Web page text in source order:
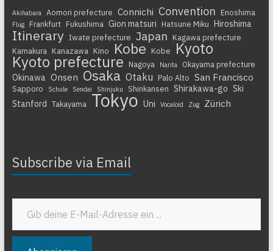
Akihabara Aomori prefecture Connichi Convention Enoshima
Flug Frankfurt Fukushima Gion matsuri Hatsune Miku Hiroshima
Itinerary Iwate prefecture Japan
Kagawa prefecture
Kamakura Kanazawa Kino Kobe Kobe Kyoto
Kyoto prefecture Nagoya Narita Okayama prefecture
Okinawa Onsen Osaka Otaku Palo Alto San Francisco
Sapporo Schule Sendai Shinjuku Shinkansen Shirakawa-go Ski
Stanford
Takayama Tokyo Uni Vocaloid Zug Zürich
Subscribe via Email
Gib deine E-Mail-Adresse ein ...